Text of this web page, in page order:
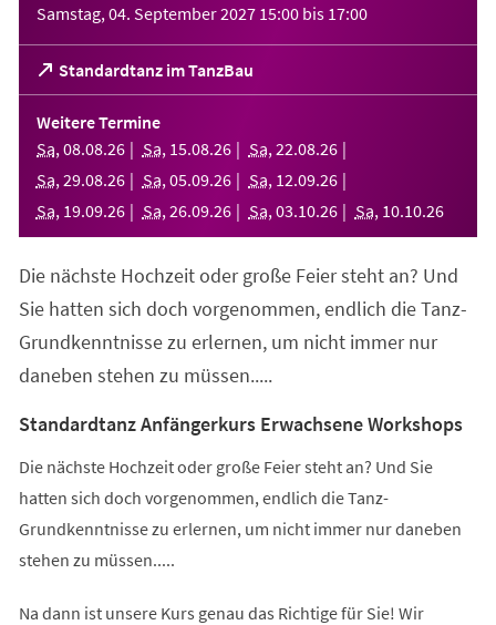
Samstag, 04. September 2027 15:00 bis 17:00
Standardtanz im TanzBau
(Öffnet
in
einem
neuen
Tab)
Weitere Termine
Sa, 08.08.26 Sa, 15.08.26 Sa, 22.08.26
Sa, 29.08.26 Sa, 05.09.26 Sa, 12.09.26
Sa, 19.09.26 Sa, 26.09.26 Sa, 03.10.26 Sa, 10.10.26
Die nächste Hochzeit oder große Feier steht an? Und
Sie hatten sich doch vorgenommen, endlich die Tanz-
Grundkenntnisse zu erlernen, um nicht immer nur
daneben stehen zu müssen.....
Standardtanz Anfängerkurs Erwachsene Workshops
Die nächste Hochzeit oder große Feier steht an? Und Sie
hatten sich doch vorgenommen, endlich die Tanz-
Grundkenntnisse zu erlernen, um nicht immer nur daneben
stehen zu müssen.....
Na dann ist unsere Kurs genau das Richtige für Sie! Wir